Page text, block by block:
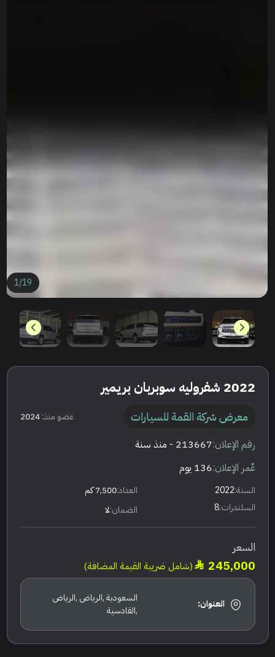
1/19
2022 شفروليه سوبربان بريمير
معرض شركة القمة للسيارات عضو منذ:2024
رقم الإعلان:213667 - منذ سنة
عٌمر الإعلان:136 يوم
السنة:2022 العداد:7,500 كم
السلندرات:8 الضمان:لا
السعر
245,000 (شامل ضريبة القيمة المضافة)
العنوان:
السعودية ,الرياض ,الرياض
,القادسية